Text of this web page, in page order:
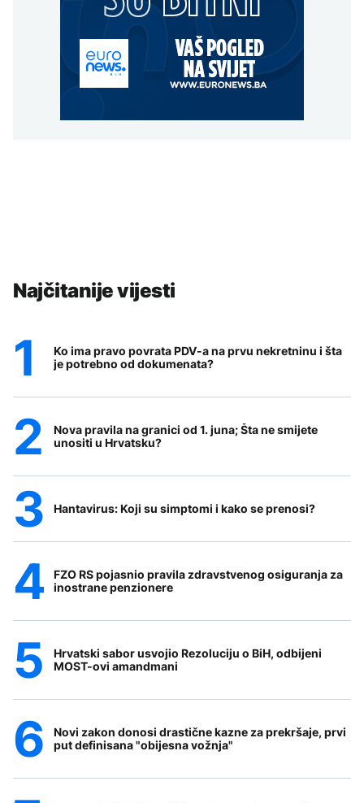
Najčitanije vijesti
Ko ima pravo povrata PDV-a na prvu nekretninu i šta
je potrebno od dokumenata?
Nova pravila na granici od 1. juna; Šta ne smijete
unositi u Hrvatsku?
Hantavirus: Koji su simptomi i kako se prenosi?
FZO RS pojasnio pravila zdravstvenog osiguranja za
inostrane penzionere
Hrvatski sabor usvojio Rezoluciju o BiH, odbijeni
MOST-ovi amandmani
Novi zakon donosi drastične kazne za prekršaje, prvi
put definisana "obijesna vožnja"